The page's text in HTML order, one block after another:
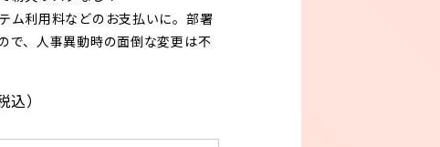
ム利用料などのお支払いに。部署
で、人事異動時の面倒な変更は不
）